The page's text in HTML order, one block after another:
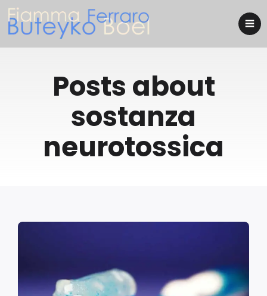
Posts about
sostanza
neurotossica